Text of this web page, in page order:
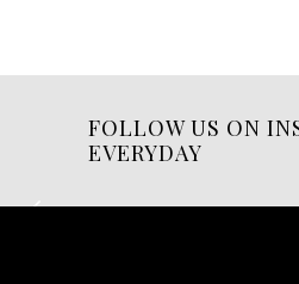
FOLLOW US ON
EVERYDAY